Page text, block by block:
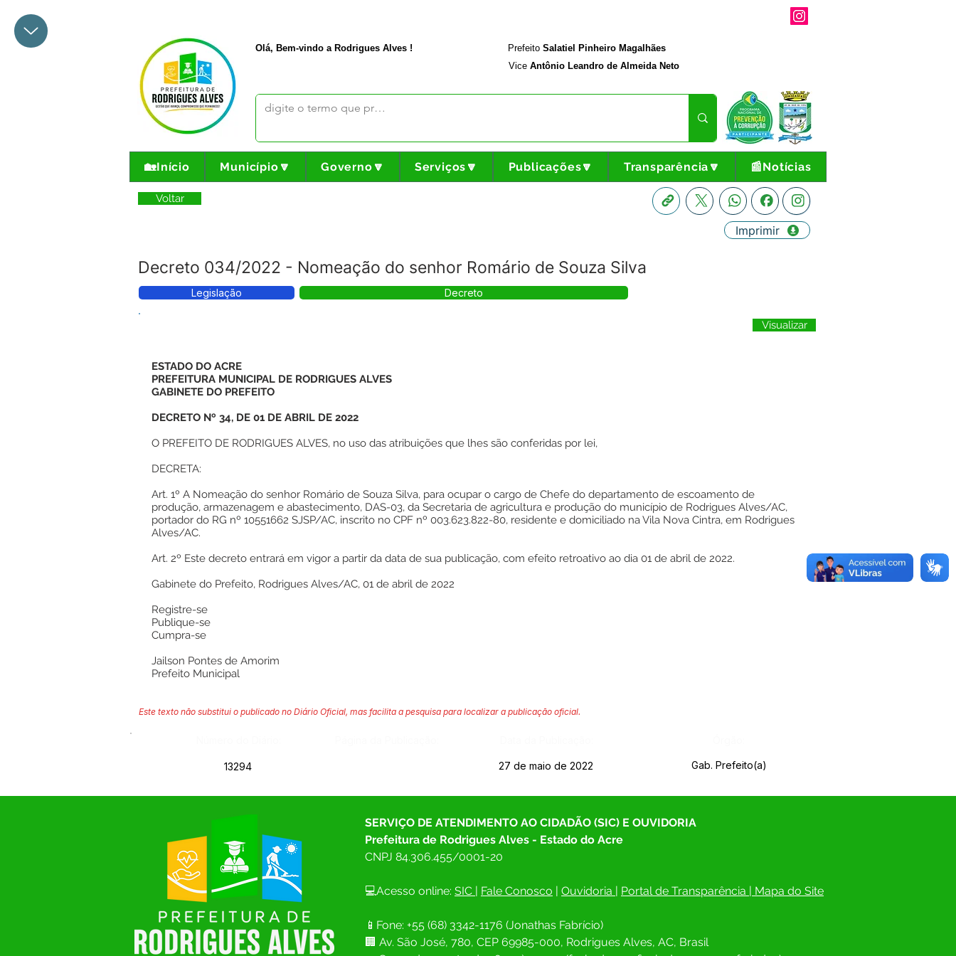
Olá, Bem-vindo a Rodrigues Alves ! Prefeito Salatiel Pinheiro Magalhães
Vice Antônio Leandro de Almeida Neto
🏡Início Município🔽 Governo🔽 Serviços🔽 Publicações🔽 Transparência🔽 📰Notícias
Voltar
Decreto 034/2022 - Nomeação do senhor Romário de Souza Silva
Imprimir
Legislação Decreto
Visualizar
ESTADO DO ACRE
PREFEITURA MUNICIPAL DE RODRIGUES ALVES
GABINETE DO PREFEITO
DECRETO Nº 34, DE 01 DE ABRIL DE 2022
O PREFEITO DE RODRIGUES ALVES, no uso das atribuições que lhes são conferidas por lei,
DECRETA:
Art. 1º A Nomeação do senhor Romário de Souza Silva, para ocupar o cargo de Chefe do departamento de escoamento de
produção, armazenagem e abastecimento, DAS-03, da Secretaria de agricultura e produção do município de Rodrigues Alves/AC,
portador do RG nº 10551662 SJSP/AC, inscrito no CPF nº 003.623.822-80, residente e domiciliado na Vila Nova Cintra, em Rodrigues
Alves/AC.
Art. 2º Este decreto entrará em vigor a partir da data de sua publicação, com efeito retroativo ao dia 01 de abril de 2022.
Gabinete do Prefeito, Rodrigues Alves/AC, 01 de abril de 2022
Registre-se
Publique-se
Cumpra-se
Jailson Pontes de Amorim
Prefeito Municipal
Este texto não substitui o publicado no Diário Oficial, mas facilita a pesquisa para localizar a publicação oficial.
13294 27 de maio de 2022 Gab. Prefeito(a)
SERVIÇO DE ATENDIMENTO AO CIDADÃO (SIC) E OUVIDORIA
Prefeitura de Rodrigues Alves - Estado do Acre
CNPJ 84.306.455/0001-20
💻Acesso online: SIC | Fale Conosco | Ouvidoria | Portal de Transparência | Mapa do Site
📱Fone: +55 (68) 3342-1176 (Jonathas Fabrício)
🏢 Av. São José, 780, CEP 69985-000, Rodrigues Alves, AC, Brasil